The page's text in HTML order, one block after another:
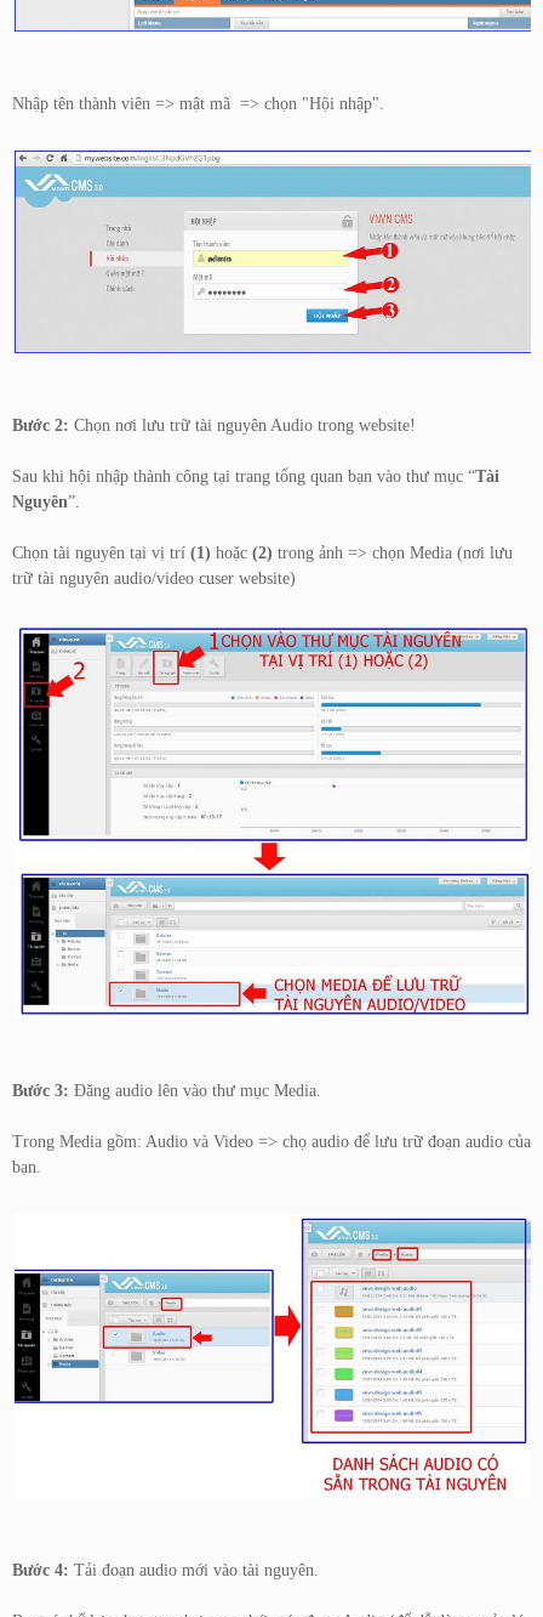
Nhập tên thành viên => mật mã => chọn "Hội nhập".
Bước 2: Chọn nơi lưu trữ tài nguyên Audio trong website!
Sau khi hội nhập thành công tại trang tổng quan bạn vào thư mục “Tài
Nguyên”.
Chọn tài nguyên tại vị trí (1) hoặc (2) trong ảnh => chọn Media (nơi lưu
trữ tài nguyên audio/video cuser website)
Bước 3: Đăng audio lên vào thư mục Media.
Trong Media gồm: Audio và Video => chọ audio để lưu trữ đoạn audio của
bạn.
Bước 4: Tải đoạn audio mới vào tài nguyên.